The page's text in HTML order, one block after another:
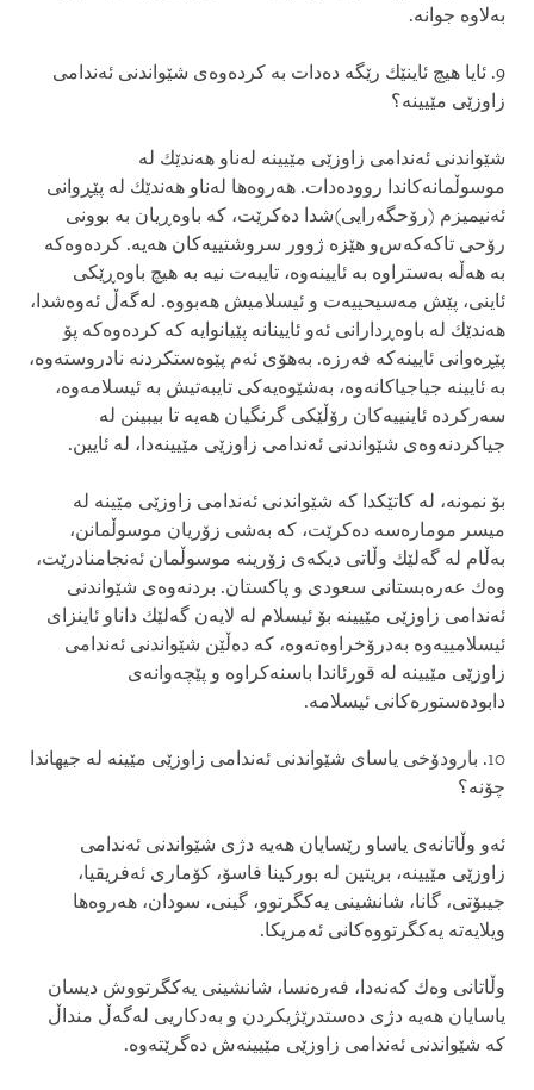
به‌لاوه‌ جوانه‌.
9. ئایا هیچ ئاینێك رێگه‌ ده‌دات به‌ كرده‌وه‌ی‌ شێواندنی‌ ئه‌ندامی‌
زاوزێی مێیینه‌؟
شێواندنی‌ ئه‌ندامی‌ زاوزێی مێیینه‌ له‌ناو هه‌ندێك له‌
موسوڵمانه‌كاندا رووده‌دات. هه‌روه‌ها له‌ناو هه‌ندێك له‌ پێڕوانی‌
ئه‌نیمیزم (رۆحگه‌رایی)شدا ده‌كرێت، كه‌ باوه‌ڕیان به‌ بوونی‌
رۆحی‌ تاكه‌كه‌س‌و هێزه‌ ژوور سروشتییه‌كان هه‌یه‌. كرده‌وه‌كه‌
به‌ هه‌ڵه‌ به‌ستراوه‌ به‌ ئایینه‌وه‌، تایبه‌ت نیه‌ به‌ هیچ باوه‌ڕێكی‌
ئاینی‌، پێش مه‌سیحییه‌ت و ئیسلامیش هه‌بووه‌. له‌گه‌ڵ‌ ئه‌وه‌شدا،
هه‌ندێك له‌ باوه‌ڕدارانی‌ ئه‌و ئایینانه‌ پێیانوایه‌ كه‌ كرده‌وه‌كه‌ پۆ
پێڕه‌وانی‌ ئایینه‌كه‌ فه‌رزه‌. به‌هۆی‌ ئه‌م پێوه‌ستكردنه‌ نادروسته‌وه‌،
به‌ ئایینه‌ جیاجیاكانه‌وه‌، به‌شێوه‌یه‌كی‌ تایبه‌تیش به‌ ئیسلامه‌وه‌،
سه‌ركرده‌ ئاینییه‌كان رۆڵێكی‌ گرنگیان هه‌یه‌ تا بیبینن له‌
جیاكردنه‌وه‌ی‌ شێواندنی‌ ئه‌ندامی‌ زاوزێی مێیینه‌دا، له‌ ئایین.
بۆ نمونه‌، له‌ كاتێكدا كه‌ شێواندنی‌ ئه‌ندامی‌ زاوزێی مێینه‌ له‌
میسر موماره‌سه‌ ده‌كرێت، كه‌ به‌شی‌ زۆریان موسوڵمانن،
به‌ڵام له‌ گه‌لێك وڵاتی‌ دیكه‌ی‌ زۆرینه‌ موسوڵمان ئه‌نجامنادرێت،
وه‌ك عه‌ره‌بستانی‌ سعودی‌ و پاكستان. بردنه‌وه‌ی‌ شێواندنی‌
ئه‌ندامی‌ زاوزێی مێیینه‌ بۆ ئیسلام له‌ لایه‌ن گه‌لێك داناو ئاینزای‌
ئیسلامییه‌وه‌ به‌درۆخراوه‌ته‌وه‌، كه‌ ده‌ڵێن شێواندنی‌ ئه‌ندامی‌
زاوزێی مێیینه‌ له‌ قورئاندا باسنه‌كراوه‌ و پێچه‌وانه‌ی‌
دابوده‌ستوره‌كانی‌ ئیسلامه‌.
10. بارودۆخی‌ یاسای شێواندنی‌ ئه‌ندامی‌ زاوزێی مێینه‌ له‌ جیهاندا
چۆنه‌؟
ئه‌و وڵاتانه‌ی‌ یاساو رێسایان هه‌یه‌ دژی‌ شێواندنی‌ ئه‌ندامی‌
زاوزێی مێیینه‌، بریتین له‌ بوركینا فاسۆ، كۆماری‌ ئه‌فریقیا،
جیبۆتی‌، گانا، شانشینی‌ یه‌كگرتوو، گینی، سودان، هه‌روه‌ها
ویلایه‌ته‌ یه‌كگرتووه‌كانی‌ ئه‌مریكا.
وڵاتانی‌ وه‌ك كه‌نه‌دا، فه‌ره‌نسا، شانشینی‌ یه‌كگرتووش دیسان
یاسایان هه‌یه‌ دژی‌ ده‌ستدرێژیكردن و به‌دكاریی له‌گه‌ڵ‌ منداڵ‌
كه‌ شێواندنی‌ ئه‌ندامی‌ زاوزێی مێیینه‌ش ده‌گرێته‌وه‌.